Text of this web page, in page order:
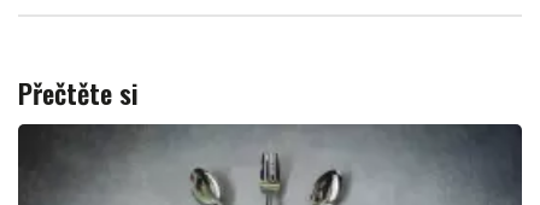
Přečtěte si